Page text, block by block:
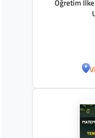
Öğretim